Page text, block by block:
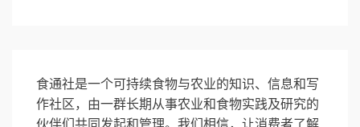
食通社是一个可持续食物与农业的知识、信息和写
作社区，由一群长期从事农业和食物实践及研究的